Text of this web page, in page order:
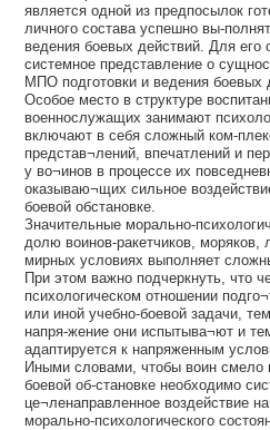
является одной из предпосылок
личного состава успешно вы-
ведения боевых действий. Для
системное представление о
МПО подготовки и ведения боевых
Особое место в структуре
военнослужащих занимают
включают в себя сложный ком-
представ¬лений, впечатлений и
у во¬инов в процессе их
оказываю¬щих сильное
боевой обстановке.
Значительные морально-
долю воинов-ракетчиков, моряков,
мирных условиях выполняет
При этом важно подчеркнуть, что
психологическом отношении
или иной учебно-боевой задачи,
напря-жение они испытыва¬ют и
адаптируется к напряженным
Иными словами, чтобы воин смело
боевой об-становке необходимо
це¬ленаправленное воздействие
морально-психологического